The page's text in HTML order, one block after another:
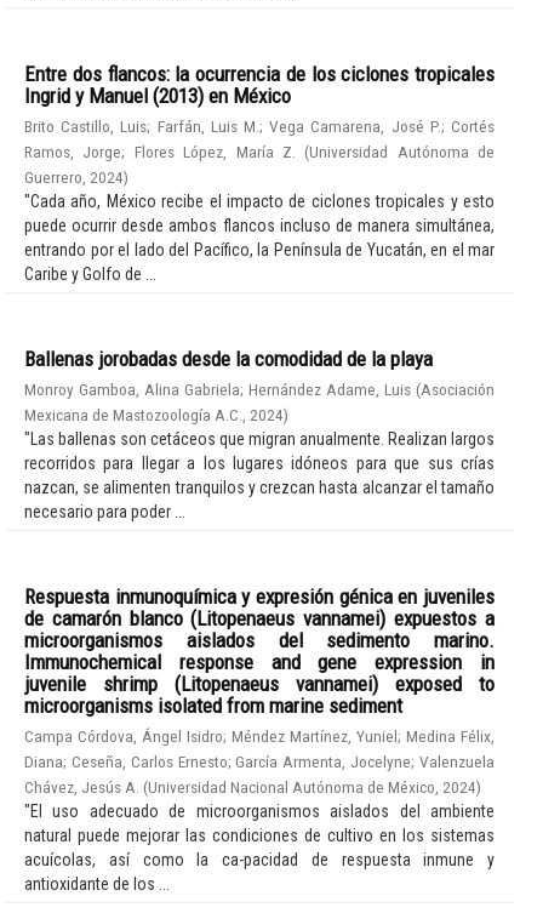
Entre dos flancos: la ocurrencia de los ciclones tropicales
Ingrid y Manuel (2013) en México
Brito Castillo, Luis; Farfán, Luis M.;Vega Camarena, José P.;Cortés
Ramos, Jorge; Flores López, María Z. (Universidad Autónoma de
Guerrero 2024)
"Cada año, México recibe el impacto de ciclones tropicales y esto
puede ocurrir desde ambos flancos incluso de manera simultánea,
entrando por el lado del Pacífico, la Península de Yucatán, en el mar
Caribe y Golfo de ...
Ballenas jorobadas desde la comodidad de la playa
Monroy Gamboa, Alina Gabriela; Hernández Adame, Luis (Asociación
Mexicana de Mastozoología A.C.
2024)
"Las ballenas son cetáceos que migran anualmente. Realizan largos
recorridos para llegar a los lugares idóneos para que sus crías
nazcan, se alimenten tranquilos y crezcan hasta alcanzar el tamaño
necesario para poder ...
Respuesta inmunoquímica y expresión génica en juveniles
de camarón blanco (Litopenaeus vannamei) expuestos a
microorganismos aislados del sedimento marino.
Immunochemical response and gene expression in
juvenile shrimp (Litopenaeus vannamei) exposed to
microorganisms isolated from marine sediment
Campa Córdova, Ángel Isidro; Méndez Martínez, Yuniel; Medina Félix,
Diana; Ceseña, Carlos Ernesto;García Armenta, Jocelyne;Valenzuela
Chávez, Jesús A. (Universidad Nacional Autónoma de México 2024)
"El uso adecuado de microorganismos aislados del ambiente
natural puede mejorar las condiciones de cultivo en los sistemas
acuícolas, así como la ca-pacidad de respuesta inmune y
antioxidante de los ...